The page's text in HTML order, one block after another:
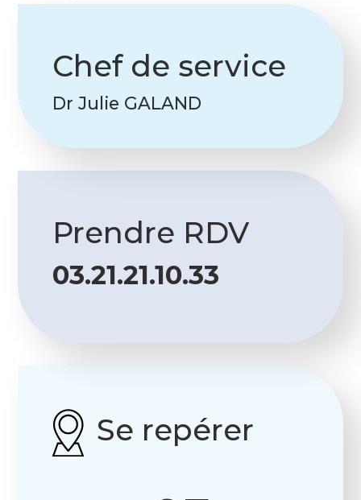
Chef de service
Dr Julie GALAND
Prendre RDV
03.21.21.10.33
Se repérer